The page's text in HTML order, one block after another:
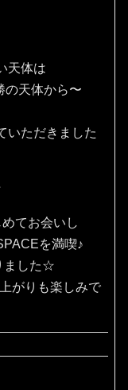
天体は
の天体から〜
いただきました
てお会いし
を満喫♪
ました☆
がりも楽しみで